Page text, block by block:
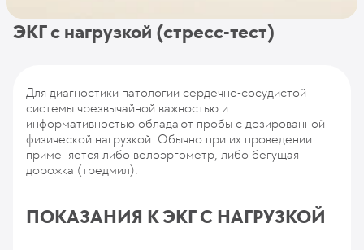
ЭКГ с нагрузкой (стресс-тест)
Для диагностики патологии сердечно-сосудистой
системы чрезвычайной важностью и
информативностью обладают пробы с дозированной
физической нагрузкой. Обычно при их проведении
применяется либо велоэргометр, либо бегущая
дорожка (тредмил).
ПОКАЗАНИЯ К ЭКГ С НАГРУЗКОЙ